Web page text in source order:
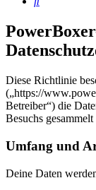
Diese Richtlinie
(„https://
Betreiber“) die
Besuchs
Umfang und
Deine Daten